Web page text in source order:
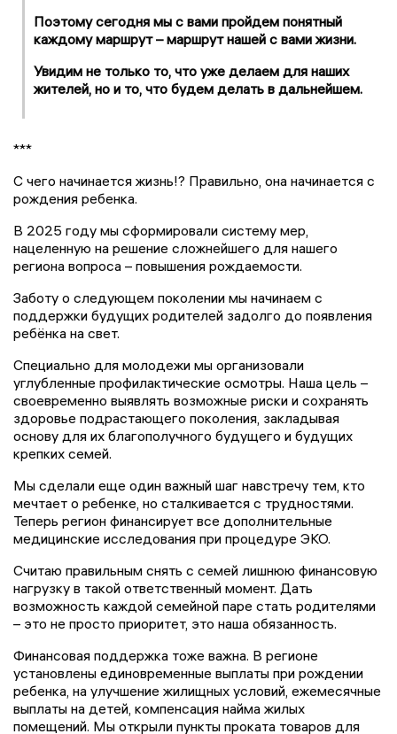
Поэтому сегодня мы с вами пройдем понятный
каждому маршрут – маршрут нашей с вами жизни.
Увидим не только то, что уже делаем для наших
жителей, но и то, что будем делать в дальнейшем.
***
С чего начинается жизнь!? Правильно, она начинается с
рождения ребенка.
В 2025 году мы сформировали систему мер,
нацеленную на решение сложнейшего для нашего
региона вопроса – повышения рождаемости.
Заботу о следующем поколении мы начинаем с
поддержки будущих родителей задолго до появления
ребёнка на свет.
Специально для молодежи мы организовали
углубленные профилактические осмотры. Наша цель –
своевременно выявлять возможные риски и сохранять
здоровье подрастающего поколения, закладывая
основу для их благополучного будущего и будущих
крепких семей.
Мы сделали еще один важный шаг навстречу тем, кто
мечтает о ребенке, но сталкивается с трудностями.
Теперь регион финансирует все дополнительные
медицинские исследования при процедуре ЭКО.
Считаю правильным снять с семей лишнюю финансовую
нагрузку в такой ответственный момент. Дать
возможность каждой семейной паре стать родителями
– это не просто приоритет, это наша обязанность.
Финансовая поддержка тоже важна. В регионе
установлены единовременные выплаты при рождении
ребенка, на улучшение жилищных условий, ежемесячные
выплаты на детей, компенсация найма жилых
помещений. Мы открыли пункты проката товаров для